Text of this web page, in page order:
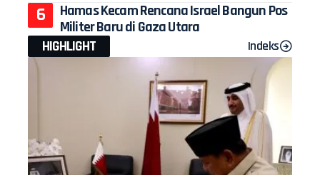
Hamas Kecam Rencana Israel Bangun Pos
Militer Baru di Gaza Utara
HIGHLIGHT
Indeks